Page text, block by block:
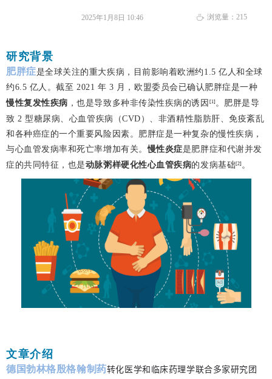
研究背景
肥胖症是全球关注的重大疾病，目前影响着欧洲约1.5 亿人和全球
约6.5 亿人。截至 2021 年 3 月，欧盟委员会已确认肥胖症是一种
慢性复发性疾病 ，也是导致多种非传染性疾病的诱因 [1] 。肥胖是导
致 2 型糖尿病、心血管疾病（CVD）、非酒精性脂肪肝、免疫紊乱
和各种癌症的一个重要风险因素。肥胖症是一种复杂的慢性疾病，
与心血管发病率和死亡率增加有关。慢性炎症是肥胖症和代谢并发
症的共同特征，也是动脉粥样硬化性心血管疾病的发病基础[2] 。
文章介绍
德国勃林格殷格翰制药转化医学和临床药理学联合多家研究团
2025年1月8日 10:46 ꄘ 浏览量： 215